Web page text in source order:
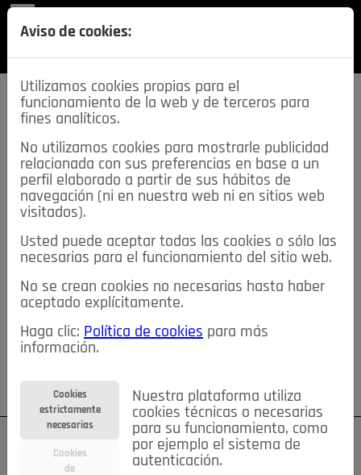
SECCIONES
descarga esta
REVISTA
≡NOTICIAS
NOTICIAS SERVICIOS DE INTERÉS
TABLÓN DE ANUNCIOS MIS ANUNCIOS CONTACTO
NOSOTROS
Su cuenta Regístrese ¿Olvidó su contraseña?
Aviso de cookies:
Utilizamos cookies propias para el
funcionamiento de la web y de terceros para
fines analíticos.
No utilizamos cookies para mostrarle publicidad
relacionada con sus preferencias en base a un
perfil elaborado a partir de sus hábitos de
navegación (ni en nuestra web ni en sitios web
visitados).
Usted puede aceptar todas las cookies o sólo las
necesarias para el funcionamiento del sitio web.
No se crean cookies no necesarias hasta haber
aceptado explícitamente.
Haga clic: Política de cookies para más
información.
Cookies
estrictamente
necesarias
Cookies
de
Nuestra plataforma utiliza
cookies técnicas o necesarias
para su funcionamiento, como
por ejemplo el sistema de
autenticación.